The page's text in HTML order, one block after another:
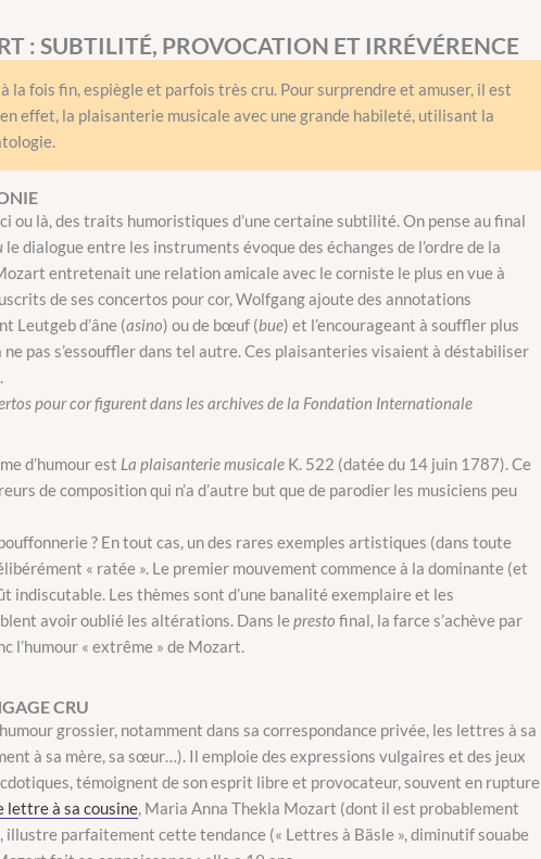
: SUBTILITÉ, PROVOCATION ET IRRÉVÉRENCE
la fois fin, espiègle et parfois très cru. Pour surprendre et amuser, il est
effet, la plaisanterie musicale avec une grande habileté, utilisant la
ou là, des traits humoristiques d’une certaine subtilité. On pense au final
le dialogue entre les instruments évoque des échanges de l’ordre de la
entretenait une relation amicale avec le corniste le plus en vue à
de ses concertos pour cor, Wolfgang ajoute des annotations
Leutgeb d’âne (asino) ou de bœuf (bue) et l’encourageant à souffler plus
pas s’essouffler dans tel autre. Ces plaisanteries visaient à déstabiliser
pour cor figurent dans les archives de la Fondation Internationale
d’humour est La plaisanterie musicale K. 522 (datée du 14 juin 1787). Ce
de composition qui n’a d’autre but que de parodier les musiciens peu
? En tout cas, un des rares exemples artistiques (dans toute
« ratée ». Le premier mouvement commence à la dominante (et
indiscutable. Les thèmes sont d’une banalité exemplaire et les
avoir oublié les altérations. Dans lepresto final, la farce s’achève par
l’humour « extrême » de Mozart.
CRU
grossier, notamment dans sa correspondance privée, les lettres à sa
à sa mère, sa sœur…). Il emploie des expressions vulgaires et des jeux
témoignent de son esprit libre et provocateur, souvent en rupture
lettre à sa cousine, Maria Anna Thekla Mozart (dont il est probablement
illustre parfaitement cette tendance (« Lettres à Bäsle », diminutif souabe